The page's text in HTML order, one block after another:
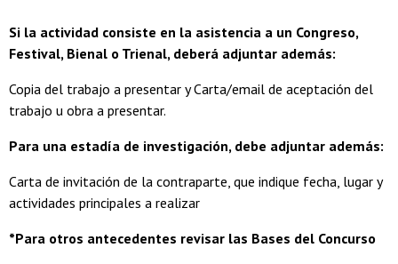
Si la actividad consiste en la asistencia a un Congreso,
Festival, Bienal o Trienal, deberá adjuntar además:
Copia del trabajo a presentar y Carta/email de aceptación del
trabajo u obra a presentar.
Para una estadía de investigación, debe adjuntar además:
Carta de invitación de la contraparte, que indique fecha, lugar y
actividades principales a realizar
*Para otros antecedentes revisar las Bases del Concurso